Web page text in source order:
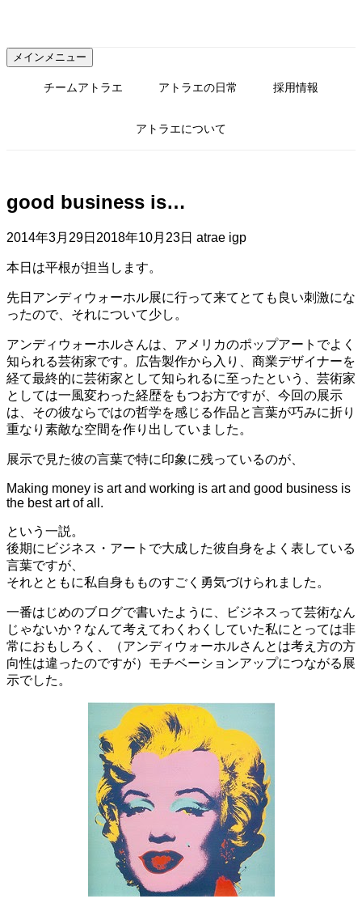
テ
ン
メインメニュー
チームアトラエ アトラエの日常 採用情報
アトラエについて
good business is…
2014年3月29日 2018年10月23日 atrae igp
本日は平根が担当します。
先日アンディウォーホル展に行って来てとても良い刺激にな
ったので、それについて少し。
アンディウォーホルさんは、アメリカのポップアートでよく
知られる芸術家です。広告製作から入り、商業デザイナーを
経て最終的に芸術家として知られるに至ったという、芸術家
としては一風変わった経歴をもつお方ですが、今回の展示
は、その彼ならではの哲学を感じる作品と言葉が巧みに折り
重なり素敵な空間を作り出していました。
展示で見た彼の言葉で特に印象に残っているのが、
Making money is art and working is art and good business is
the best art of all.
という一説。
後期にビジネス・アートで大成した彼自身をよく表している
言葉ですが、
それとともに私自身もものすごく勇気づけられました。
一番はじめのブログで書いたように、ビジネスって芸術なん
じゃないか？なんて考えてわくわくしていた私にとっては非
常におもしろく、（アンディウォーホルさんとは考え方の方
向性は違ったのですが）モチベーションアップにつながる展
示でした。